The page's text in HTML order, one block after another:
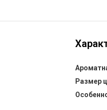
Размер